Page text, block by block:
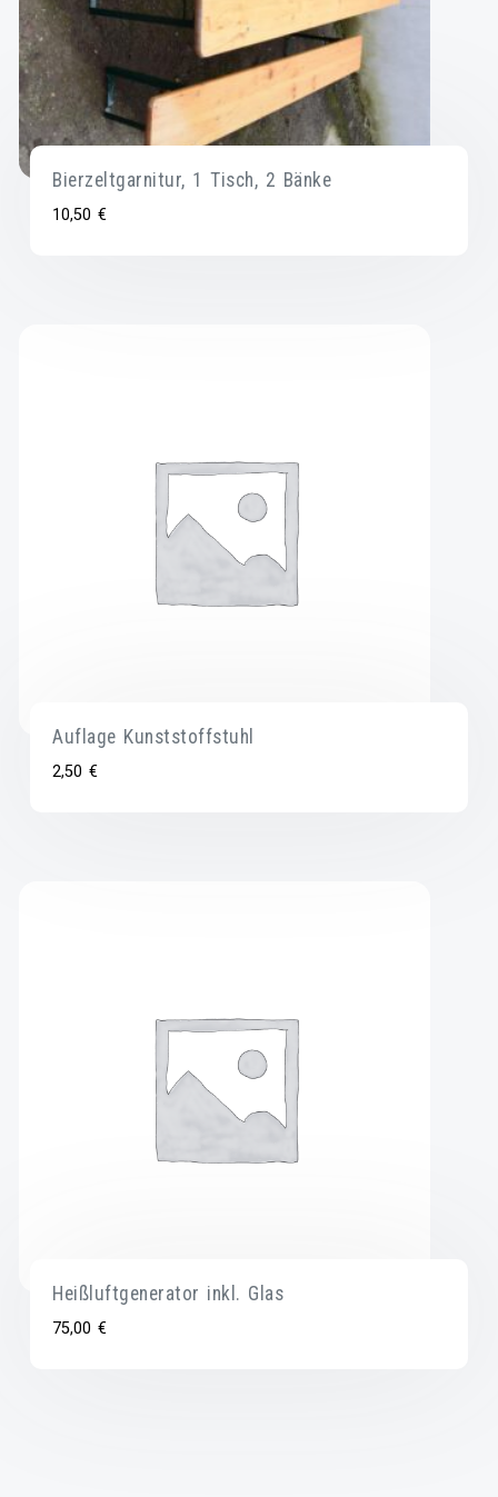
Bierzeltgarnitur, 1 Tisch, 2 Bänke
10,50€
Auflage Kunststoffstuhl
2,50€
Heißluftgenerator inkl. Glas
75,00€